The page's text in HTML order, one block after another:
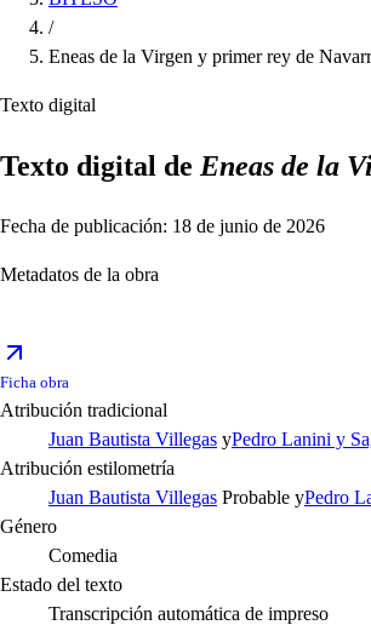
/
Eneas de la Virgen y primer rey de
Texto digital
Texto digital de Eneas de la
Fecha de publicación: 18 de junio de 2026
Metadatos de la obra
Ficha obra
Atribución tradicional
Juan Bautista Villegas yPedro Lanini y
Atribución estilometría
Juan Bautista Villegas Probable yPedro
Género
Comedia
Estado del texto
Transcripción automática de impreso